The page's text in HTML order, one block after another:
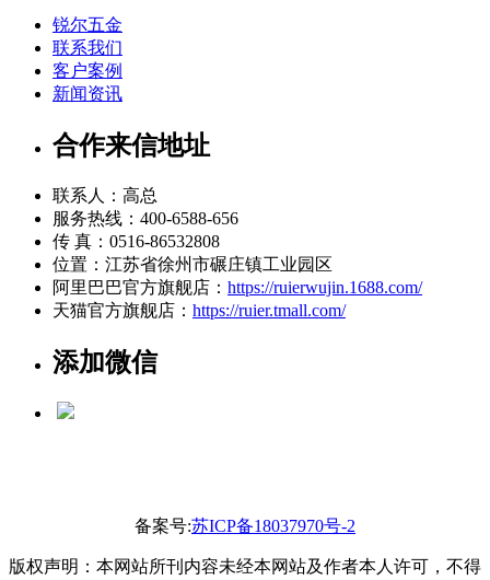
锐尔五金
联系我们
客户案例
新闻资讯
合作来信地址
联系人：高总
服务热线：400-6588-656
传 真：0516-86532808
位置：江苏省徐州市碾庄镇工业园区
阿里巴巴官方旗舰店： https://ruierwujin.1688.com/
天猫官方旗舰店： https://ruier.tmall.com/
添加微信
备案号:苏ICP备18037970号-2
版权声明：本网站所刊内容未经本网站及作者本人许可，不得